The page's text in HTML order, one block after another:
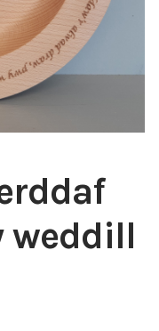
Gofal
weddill